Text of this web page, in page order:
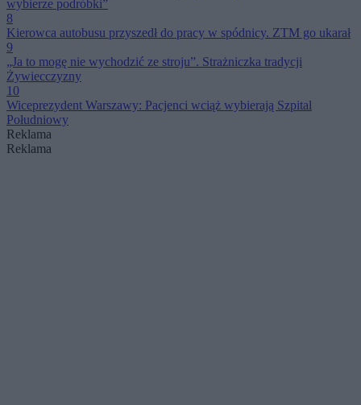
wybierze podróbki”
8
Kierowca autobusu przyszedł do pracy w spódnicy. ZTM go ukarał
9
„Ja to mogę nie wychodzić ze stroju”. Strażniczka tradycji
Żywiecczyzny
10
Wiceprezydent Warszawy: Pacjenci wciąż wybierają Szpital
Południowy
Reklama
Reklama